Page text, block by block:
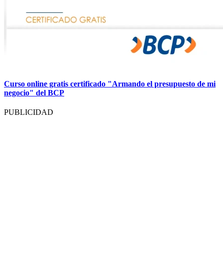
Curso online gratis certificado "Armando el presupuesto de mi
negocio" del BCP
PUBLICIDAD